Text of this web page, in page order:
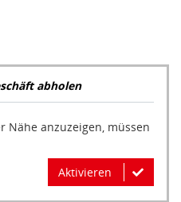
abholen
Nähe anzuzeigen, müssen
Aktivieren